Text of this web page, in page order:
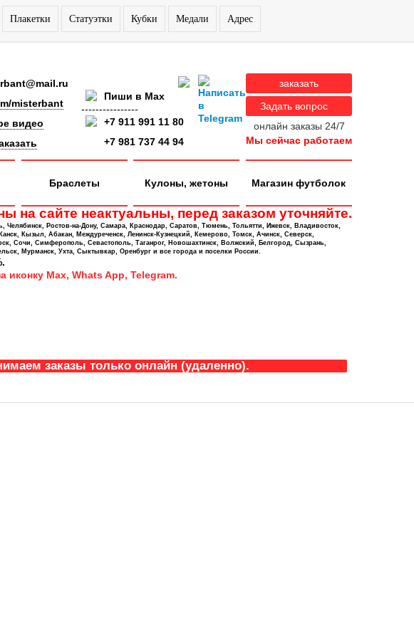
Плакетки Статуэтки Кубки Медали Адрес
misterbant
видео
Пиши в Max
----------------
+7 911 991 11 80
+7 981 737 44 94
заказать
Задать вопрос
онлайн заказы 24/7
Мы сейчас работаем
Магазин футболок
Кулоны, жетоны
Браслеты
сайте неактуальны, перед заказом уточняйте.
Ростов-на-Дону, Самара, Краснодар, Саратов, Тюмень, Тольятти, Ижевск, Владивосток,
Кызыл, Абакан, Междуреченск, Ленинск-Кузнецкий, Кемерово, Томск, Ачинск, Северск,
Сочи, Симферополь, Севастополь, Таганрог, Новошахтинск, Волжский, Белгород, Сызрань,
Мурманск, Ухта, Сыктывкар, Оренбург и все города и поселки России.
иконку Max, Whats App, Telegram.
заказы только онлайн (удаленно).